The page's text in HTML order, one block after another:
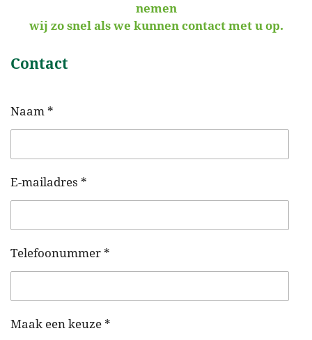
nemen
wij zo snel als we kunnen contact met u op.
Contact
Naam *
E-mailadres *
Telefoonummer *
Maak een keuze *